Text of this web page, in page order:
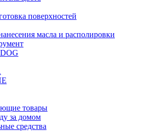
поверхностей
масла и располировки
товары
за домом
средства